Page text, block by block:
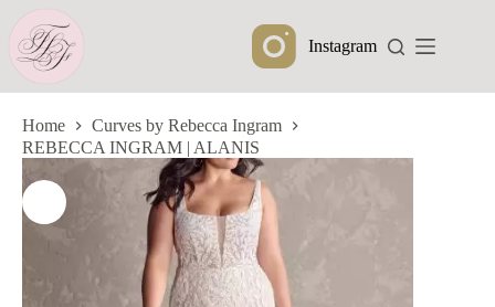
naar
inhoud
Instagram
Home
Curves by Rebecca Ingram
REBECCA INGRAM | ALANIS